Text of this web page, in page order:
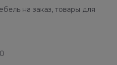
на заказ, товары для